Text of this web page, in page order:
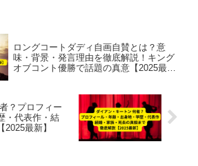
ロングコートダディ自画自賛とは？意
味・背景・発言理由を徹底解説！キング
オブコント優勝で話題の真意【2025最
？プロフィー
・代表作・結
最新】